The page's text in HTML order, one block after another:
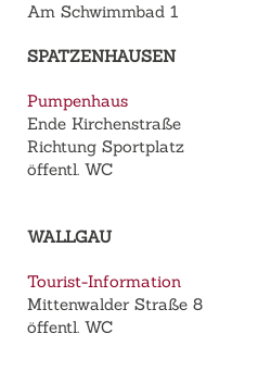
Am Schwimmbad 1
SPATZENHAUSEN
Pumpenhaus
Ende Kirchenstraße
Richtung Sportplatz
öffentl. WC
WALLGAU
Tourist-Information
Mittenwalder Straße 8
öffentl. WC